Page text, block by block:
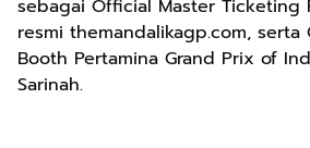
sebagai Official Master Ticketing
resmi themandalikagp.com,
Booth Pertamina Grand Prix of
Sarinah.